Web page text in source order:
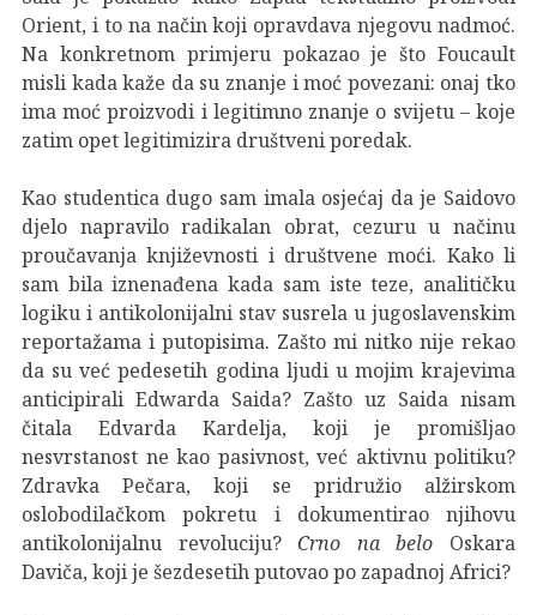
Orient, i to na način koji opravdava njegovu nadmoć.
Na konkretnom primjeru pokazao je što Foucault
misli kada kaže da su znanje i moć povezani: onaj tko
ima moć proizvodi i legitimno znanje o svijetu – koje
zatim opet legitimizira društveni poredak.
Kao studentica dugo sam imala osjećaj da je Saidovo
djelo napravilo radikalan obrat, cezuru u načinu
proučavanja književnosti i društvene moći. Kako li
sam bila iznenađena kada sam iste teze, analitičku
logiku i antikolonijalni stav susrela u jugoslavenskim
reportažama i putopisima. Zašto mi nitko nije rekao
da su već pedesetih godina ljudi u mojim krajevima
anticipirali Edwarda Saida? Zašto uz Saida nisam
čitala Edvarda Kardelja, koji je promišljao
nesvrstanost ne kao pasivnost, već aktivnu politiku?
Zdravka Pečara, koji se pridružio alžirskom
oslobodilačkom pokretu i dokumentirao njihovu
antikolonijalnu revoluciju?Crno na belo Oskara
Daviča, koji je šezdesetih putovao po zapadnoj Africi?